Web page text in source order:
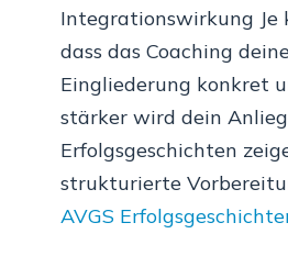
Integrationswirkung Je
dass das Coaching
Eingliederung konkret
stärker wird dein
Erfolgsgeschichten
strukturierte
AVGS